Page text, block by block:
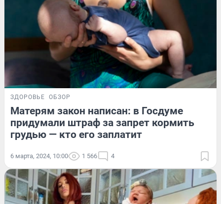
ЗДОРОВЬЕ ОБЗОР
Матерям закон написан: в Госдуме
придумали штраф за запрет кормить
грудью — кто его заплатит
6 марта, 2024, 10:00 1 566 4